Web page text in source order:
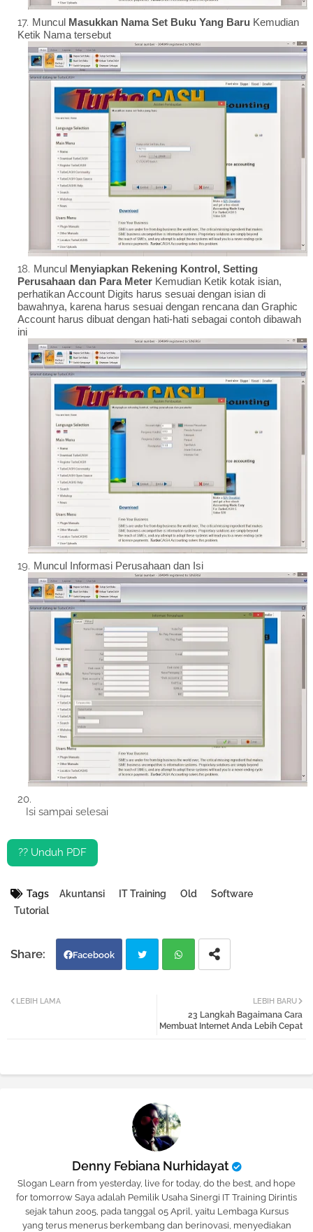
Muncul Masukkan Nama Set Buku Yang Baru Kemudian
Ketik Nama tersebut
Muncul Menyiapkan Rekening Kontrol, Setting
Perusahaan dan Para Meter Kemudian Ketik kotak isian,
perhatikan Account Digits harus sesuai dengan isian di
bawahnya, karena harus sesuai dengan rencana dan Graphic
Account harus dibuat dengan hati-hati sebagai contoh dibawah
ini
Muncul Informasi Perusahaan dan Isi
Isi sampai selesai
?? Unduh PDF
Tags Akuntansi IT Training Old
Software
Tutorial
Facebook
LEBIH BARU
23 Langkah Bagaimana Cara
Membuat Internet Anda Lebih Cepat
LEBIH LAMA
Denny Febiana Nurhidayat
Slogan Learn from yesterday, live for today, do the best, and hope
for tomorrow Saya adalah Pemilik Usaha Sinergi IT Training Dirintis
sejak tahun 2005, pada tanggal 05 April, yaitu Lembaga Kursus
yang terus menerus berkembang dan berinovasi, menyediakan